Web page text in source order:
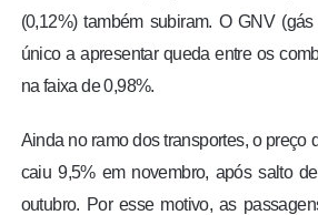
(0,12%) também subiram. O GNV
único a apresentar queda entre os
na faixa de 0,98%.
Ainda no ramo dos transportes, o preço
caiu 9,5% em novembro, após salto
outubro. Por esse motivo, as